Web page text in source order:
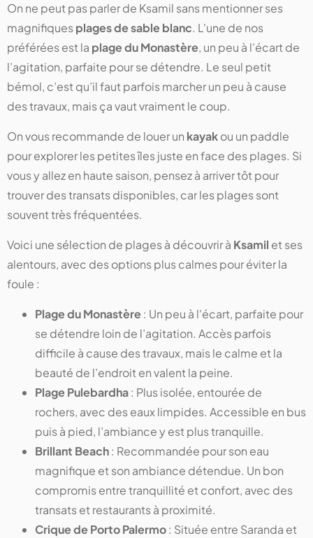
On ne peut pas parler de Ksamil sans mentionner ses
magnifiquesplages de sable blanc. L'une de nos
préférées est la plage du Monastère, un peu à l’écart de
l’agitation, parfaite pour se détendre. Le seul petit
bémol, c’est qu’il faut parfois marcher un peu à cause
des travaux, mais ça vaut vraiment le coup.
On vous recommande de louer un kayakou un paddle
pour explorer les petites îles juste en face des plages. Si
vous y allez en haute saison, pensez à arriver tôt pour
trouver des transats disponibles, car les plages sont
souvent très fréquentées.
Voici une sélection de plages à découvrir à Ksamil et ses
alentours, avec des options plus calmes pour éviter la
foule :
Plage du Monastère: Un peu à l'écart, parfaite pour
se détendre loin de l’agitation. Accès parfois
difficile à cause des travaux, mais le calme et la
beauté de l’endroit en valent la peine.
Plage Pulebardha: Plus isolée, entourée de
rochers, avec des eaux limpides. Accessible en bus
puis à pied, l’ambiance y est plus tranquille.
Brillant Beach: Recommandée pour son eau
magnifique et son ambiance détendue. Un bon
compromis entre tranquillité et confort, avec des
transats et restaurants à proximité.
Crique de Porto Palermo: Située entre Saranda et